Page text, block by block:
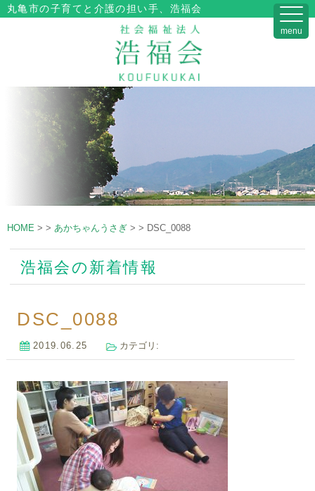
丸亀市の子育てと介護の担い手、浩福会
HOME > > あかちゃんうさぎ > > DSC_0088
浩福会の新着情報
DSC_0088
2019.06.25 カテゴリ:
menu